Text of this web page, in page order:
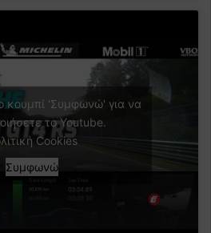
κουμπί 'Συμφωνώ' για να
το Youtube.
Cookies
Συμφωνώ